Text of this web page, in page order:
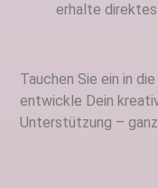
erhalte
Tauchen Sie ein in
entwickle Dein
Unterstützung –